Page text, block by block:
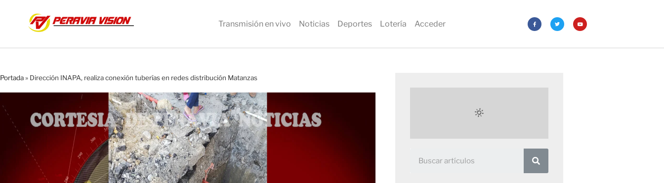
Transmisión en vivo Noticias Deportes Lotería Acceder
Portada» Dirección INAPA, realiza conexión tuberías en redes distribución Matanzas